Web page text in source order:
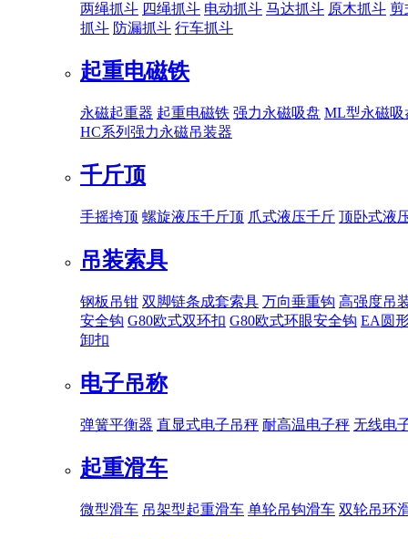
两绳抓斗 四绳抓斗 电动抓斗 马达抓斗 原木抓斗 剪
抓斗 防漏抓斗 行车抓斗
起重电磁铁
永磁起重器 起重电磁铁 强力永磁吸盘 ML型永磁吸
HC系列强力永磁吊装器
千斤顶
手摇挎顶 螺旋液压千斤顶 爪式液压千斤 顶卧式液
吊装索具
钢板吊钳 双脚链条成套索具 万向垂重钩 高强度吊
安全钩 G80欧式双环扣 G80欧式环眼安全钩 EA圆
卸扣
电子吊称
弹簧平衡器 直显式电子吊秤 耐高温电子秤 无线电
起重滑车
微型滑车 吊架型起重滑车 单轮吊钩滑车 双轮吊环